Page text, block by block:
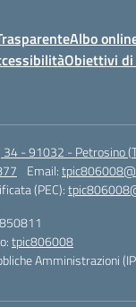
Albo
Obiettivi
34 - 91032 - Petrosino
Email:
(PEC):
tpic806008
Amministrazioni